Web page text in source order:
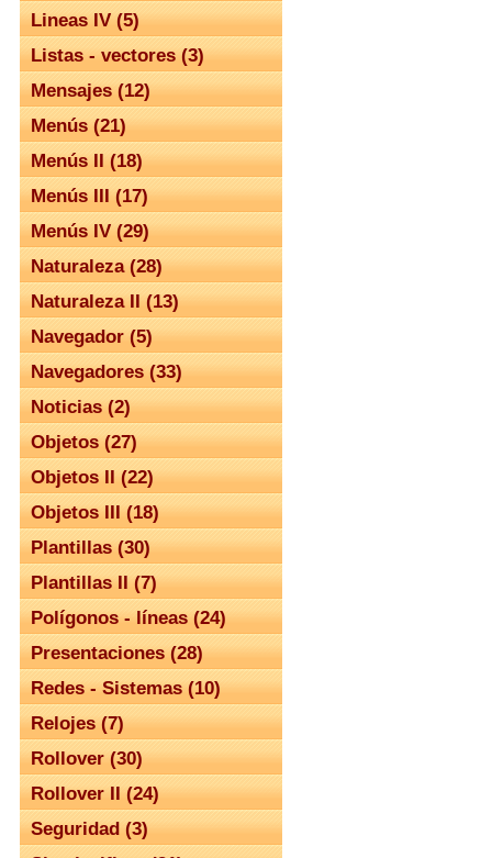
Lineas IV (5)
Listas - vectores (3)
Mensajes (12)
Menús (21)
Menús II (18)
Menús III (17)
Menús IV (29)
Naturaleza (28)
Naturaleza II (13)
Navegador (5)
Navegadores (33)
Noticias (2)
Objetos (27)
Objetos II (22)
Objetos III (18)
Plantillas (30)
Plantillas II (7)
Polígonos - líneas (24)
Presentaciones (28)
Redes - Sistemas (10)
Relojes (7)
Rollover (30)
Rollover II (24)
Seguridad (3)